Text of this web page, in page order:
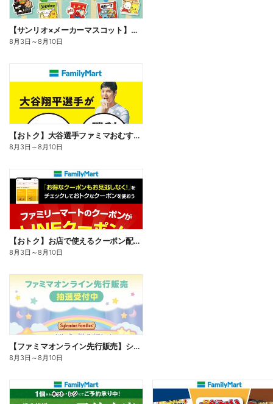
【サンリオ×メーカーマスコット】オリジナルグッズ貰える!
8月3日 ～8月10日
【おトク】大谷選手ファミマおむすび割
8月3日 ～8月10日
【おトク】お店で使えるクーポン配信中
8月3日 ～8月10日
【ファミマオンライン先行販売】シルバニアファミリー
8月3日 ～8月10日